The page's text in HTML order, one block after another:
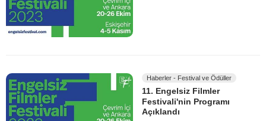
Haberler - Festival ve Ödüller
11. Engelsiz Filmler
Festivali'nin Programı
Açıklandı